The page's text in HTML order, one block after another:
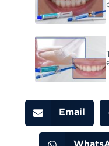
Email